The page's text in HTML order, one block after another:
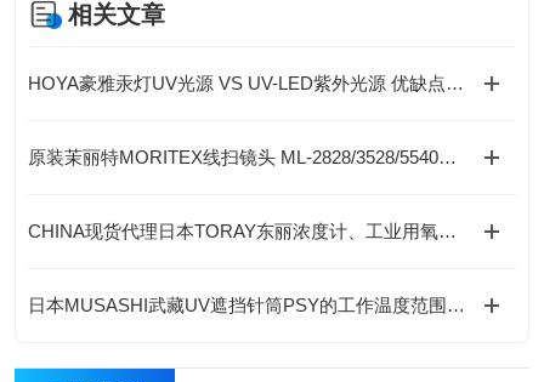
相关文章
​HOYA豪雅汞灯UV光源 VS UV-LED紫外光源 优缺点全面对比
原装茉丽特MORITEX线扫镜头 ML-2828/3528/5540全型号 高解析成像均匀
CHINA现货代理日本TORAY东丽浓度计、工业用氧气浓度计
日本MUSASHI武藏UV遮挡针筒PSY的工作温度范围是多少？